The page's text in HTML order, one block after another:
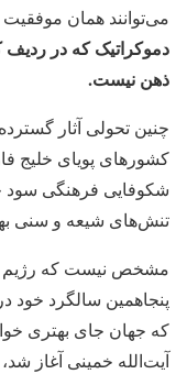
می‌توانند همان موفقیت
دموکراتیک که در ردیف
ذهن نیست.
چنین تحولی آثار
کشورهای پویای خلیج
شکوفایی فرهنگی سود
تنش‌های شیعه و سنی
مشخص نیست که رژیم
که جهان جای بهتری
آیت‌الله خمینی آغاز